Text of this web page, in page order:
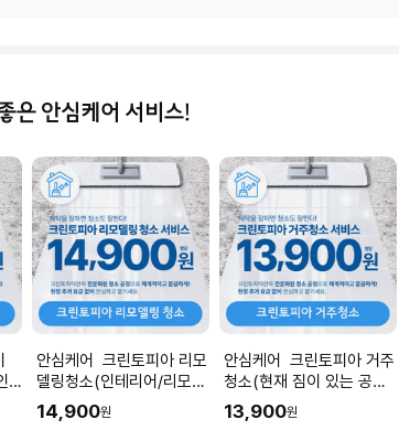
은 안심케어 서비스!
안심케어 크린토피아 리모
델링청소(인테리어/리모델
링 공사 직후) I 공간 평수
에 맞춰 수량을 입력해주세
14,900원
안심케어 크린토피아 거주
청소(현재 짐이 있는 공간
청소) I 공간 평수에 맞춰
수량을 입력해주세요.
13,900원